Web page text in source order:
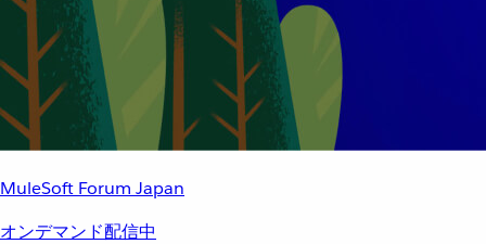
MuleSoft Forum Japan
オンデマンド配信中